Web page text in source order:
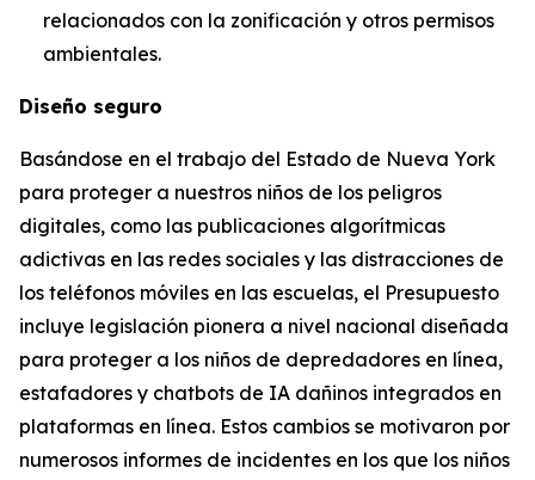
relacionados con la zonificación y otros permisos
ambientales.
Diseño seguro
Basándose en el trabajo del Estado de Nueva York
para proteger a nuestros niños de los peligros
digitales, como las publicaciones algorítmicas
adictivas en las redes sociales y las distracciones de
los teléfonos móviles en las escuelas, el Presupuesto
incluye legislación pionera a nivel nacional diseñada
para proteger a los niños de depredadores en línea,
estafadores y chatbots de IA dañinos integrados en
plataformas en línea. Estos cambios se motivaron por
numerosos informes de incidentes en los que los niños